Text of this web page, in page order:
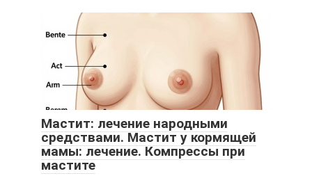
Мастит: лечение народными
средствами. Мастит у кормящей
мамы: лечение. Компрессы при
мастите